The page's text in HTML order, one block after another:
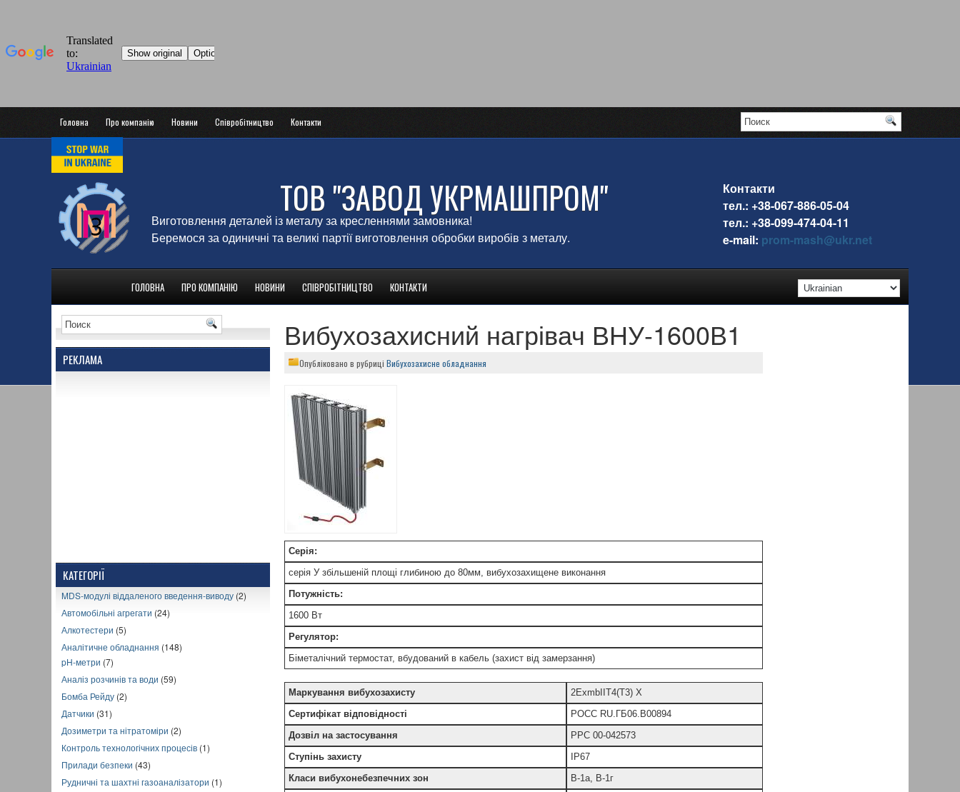
Головна Про компанію Новини Співробітництво Контакти
ТОВ "ЗАВОД УКРМАШПРОМ"
Виготовлення деталей із металу за кресленнями замовника!
Беремося за одиничні та великі партії виготовлення обробки виробів з металу.
Контакти
тел.: +38-067-886-05-04
тел.: +38-099-474-04-11
e-mail: prom-mash@ukr.net
ГОЛОВНА ПРО КОМПАНІЮ НОВИНИ СПІВРОБІТНИЦТВО КОНТАКТИ
РЕКЛАМА
КАТЕГОРІЇ
MDS-модулі віддаленого введення-виводу (2)
Автомобільні агрегати (24)
Алкотестери (5)
Аналітичне обладнання (148)
pH-метри (7)
Аналіз розчинів та води (59)
Бомба Рейду (2)
Датчики (31)
Дозиметри та нітратоміри (2)
Контроль технологічних процесів (1)
Прилади безпеки (43)
Рудничні та шахтні газоаналізатори (1)
Вибухозахисний нагрівач ВНУ-1600В1
Опубліковано в рубриці Вибухозахисне обладнання
Серія:
серія У збільшеній площі глибиною до 80мм, вибухозахищене виконання
Потужність:
1600 Вт
Регулятор:
Біметалічний термостат, вбудований в кабель (захист від замерзання)
Маркування вибухозахисту
2ExmbIIT4(T3) X
Сертифікат відповідності
РОСС RU.ГБ06.B00894
Дозвіл на застосування
РРС 00-042573
Ступінь захисту
IP67
Класи вибухонебезпечних зон
В-1а, В-1г